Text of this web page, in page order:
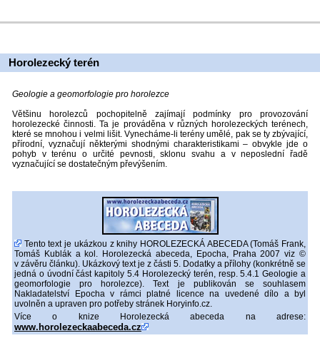
Horolezecký terén
Geologie a geomorfologie pro horolezce
Většinu horolezců pochopitelně zajímají podmínky pro provozování
horolezecké činnosti. Ta je prováděna v různých horolezeckých terénech,
které se mnohou i velmi lišit. Vynecháme-li terény umělé, pak se ty zbývající,
přírodní, vyznačují některými shodnými charakteristikami – obvykle jde o
pohyb v terénu o určité pevnosti, sklonu svahu a v neposlední řadě
vyznačující se dostatečným převýšením.
Tento text je ukázkou z knihy HOROLEZECKÁ ABECEDA (Tomáš Frank,
Tomáš Kublák a kol. Horolezecká abeceda, Epocha, Praha 2007 viz ©
v závěru článku). Ukázkový text je z části 5. Dodatky a přílohy (konkrétně se
jedná o úvodní část kapitoly 5.4 Horolezecký terén, resp. 5.4.1 Geologie a
geomorfologie pro horolezce). Text je publikován se souhlasem
Nakladatelství Epocha v rámci platné licence na uvedené dílo a byl
uvolněn a upraven pro potřeby stránek Horyinfo.cz.
Více o knize Horolezecká abeceda na adrese:
www.horolezeckaabeceda.cz